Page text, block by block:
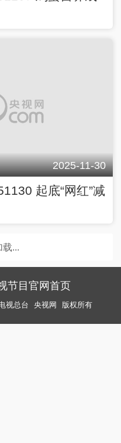
2025-11-30
起底“网红”减
载...
节目官网首页
视总台 央视网 版权所有